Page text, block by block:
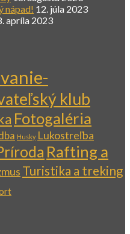
nápad! 12. júla 2023
apríla 2023
klub
Fotogaléria
Husky Lukostreľba
Rafting a
Turistika a treking